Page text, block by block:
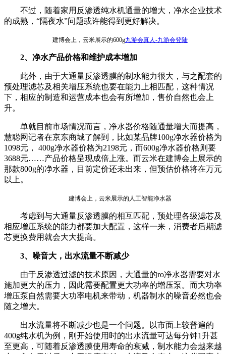
不过，随着家用反渗透纯水机通量的增大，净水企业技术
的成熟，“隔夜水”问题或许能得到更好解决。
建博会上，云米展示的600g九游会真人-九游会登陆
2、净水产品价格和维护成本增加
此外，由于大通量反渗透膜的制水能力很大，与之配套的
预处理滤芯及相关增压系统也要在能力上相匹配，这种情况
下，相应的制造和运营成本也会有所增加，售价自然也会上
升。
单就目前市场情况而言，净水器价格随通量增大而提高，
慧聪网记者在京东商城了解到，比如某品牌100g净水器价格为
1098元， 400g净水器价格为2198元，而600g净水器价格则要
3688元……产品价格呈现成倍上涨。而云米在建博会上展示的
那款800g的净水器，目前定价还未出来，但预估价格将在万元
以上。
建博会上，云米展示的人工智能净水器
考虑到与大通量反渗透膜的相互匹配，预处理各级滤芯及
相应增压系统的能力都要加大配置，这样一来，消费者后期滤
芯更换费用就会大大提高。
3、噪音大，出水流量不断减少
由于反渗透过滤的技术原因，大通量的ro净水器需要对水
施加更大的压力，因此需要配置更大功率的增压泵。而大功率
增压泵自然需要大功率电机来带动，机器制水的噪音必然也会
随之增大。
出水流量将不断减少也是一个问题。以市面上较普遍的
400g纯水机为例，刚开始使用时的出水流量可达每分钟1升甚
至更高，可随着反渗透膜使用寿命的衰减，制水能力会越来越